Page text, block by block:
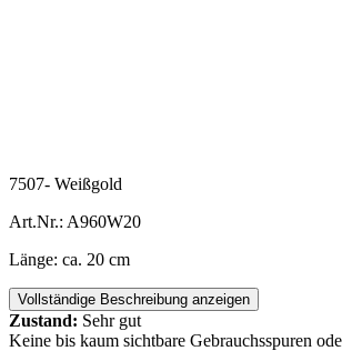
7507- Weißgold
Art.Nr.: A960W20
Länge: ca. 20 cm
Vollständige Beschreibung anzeigen
Zustand: Sehr gut
Keine bis kaum sichtbare Gebrauchsspuren